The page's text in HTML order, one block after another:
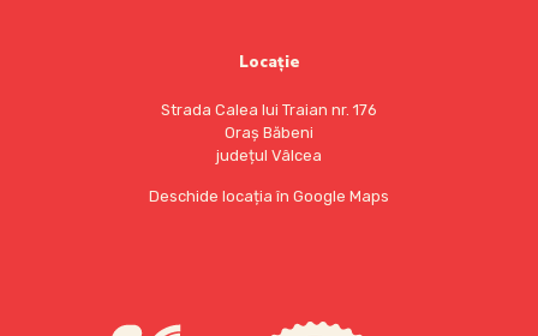
Locație
Strada Calea lui Traian nr. 176
Oraș Băbeni
județul Vâlcea
Deschide locația în Google Maps